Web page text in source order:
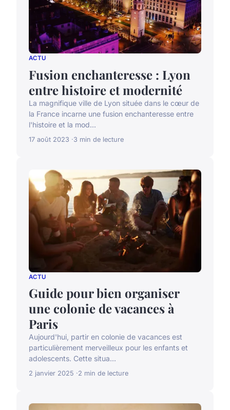
ACTU
Fusion enchanteresse : Lyon
entre histoire et modernité
La magnifique ville de Lyon située dans le cœur de
la France incarne une fusion enchanteresse entre
l'histoire et la mod...
17 août 2023 3 min de lecture
ACTU
Guide pour bien organiser
une colonie de vacances à
Paris
Aujourd'hui, partir en colonie de vacances est
particulièrement merveilleux pour les enfants et
adolescents. Cette situa...
2 janvier 2025 2 min de lecture